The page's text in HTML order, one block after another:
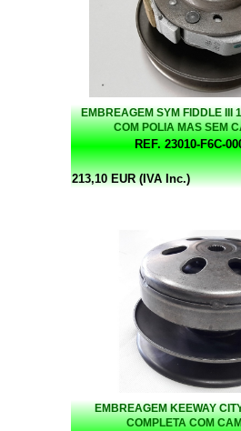
EMBREAGEM SYM FIDDLE III
COM POLIA MAS SEM
REF. 23010-F6C-
213,10 EUR (IVA Inc.)
EMBREAGEM KEEWAY
COMPLETA COM